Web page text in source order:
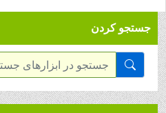
جستجو کردن